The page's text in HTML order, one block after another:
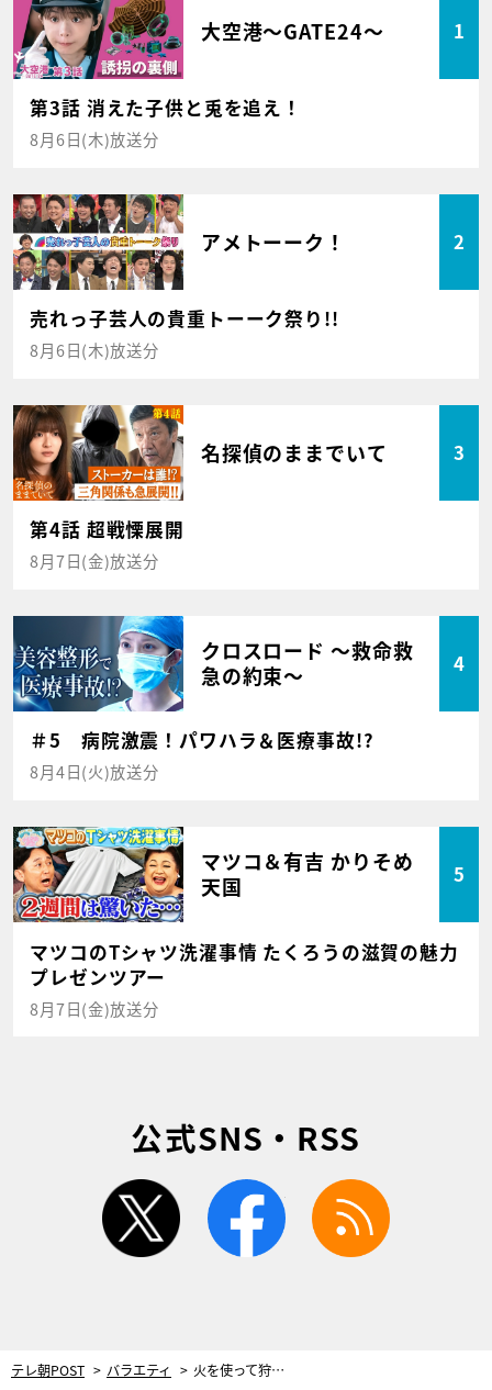
大空港～GATE24～ 1
第3話 消えた子供と兎を追え！
8月6日(木)放送分
アメトーーク！ 2
売れっ子芸人の貴重トーーク祭り!!
8月6日(木)放送分
名探偵のままでいて 3
第4話 超戦慄展開
8月7日(金)放送分
クロスロード ～救命救
急の約束～
4
＃5 病院激震！パワハラ＆医療事故!?
8月4日(火)放送分
マツコ＆有吉 かりそめ
天国
5
マツコのTシャツ洗濯事情 たくろうの滋賀の魅力
プレゼンツアー
8月7日(金)放送分
公式SNS・RSS
twitter facebook
テレ朝POST バラエティ 火を使って狩りをする!? “迷信だと思われていた”ある動物の衝撃映像にスタジオ騒然